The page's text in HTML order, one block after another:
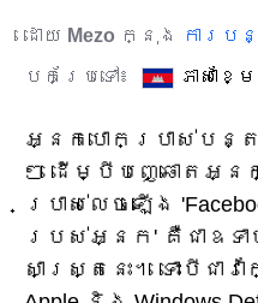
ដោយ Mezo ក្នុង ការប
បកប្រែទៅ៖
ភាសាខ្ម
អ្នកបោកប្រាស់បន្ត
ៗ ដើម្បីបញ្ឆោតអ្នក
ប្រាស់លេចឡើង
របស់អ្នក' គឺជាឧទា
សាស្ត្រនេះ។ ទោះបីជា